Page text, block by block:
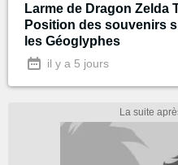
Larme de Dragon Zelda
Position des souvenirs
les Géoglyphes
il y a 5 jours